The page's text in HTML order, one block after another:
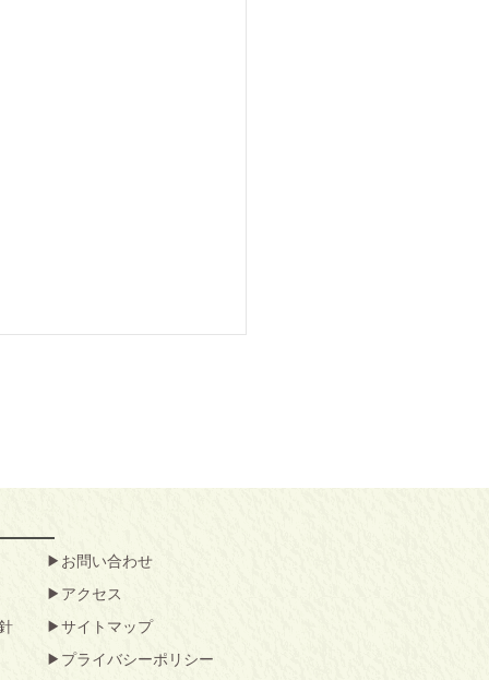
お問い合わせ
アクセス
サイトマップ
プライバシーポリシー